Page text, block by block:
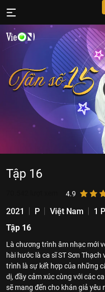
Tập 16
4.9
2021 P Việt Nam 1
Tập 16
Là chương trình âm nhạc mới
hài hước là ca sĩ ST Sơn
trình là sự kết hợp của những
dị, đầy cảm xúc cùng với các
sẽ mang đến cho khán giả